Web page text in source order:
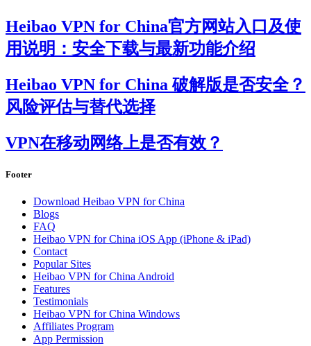
Heibao VPN for China官方网站入口及使
用说明：安全下载与最新功能介绍
Heibao VPN for China 破解版是否安全？
风险评估与替代选择
VPN在移动网络上是否有效？
Footer
Download Heibao VPN for China
Blogs
FAQ
Heibao VPN for China iOS App (iPhone & iPad)
Contact
Popular Sites
Heibao VPN for China Android
Features
Testimonials
Heibao VPN for China Windows
Affiliates Program
App Permission